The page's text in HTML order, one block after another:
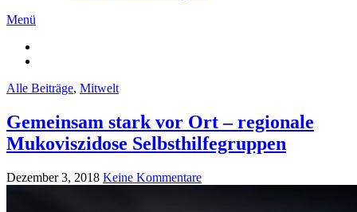
Menü
Alle Beiträge, Mitwelt
Gemeinsam stark vor Ort – regionale
Mukoviszidose Selbsthilfegruppen
Dezember 3, 2018 Keine Kommentare